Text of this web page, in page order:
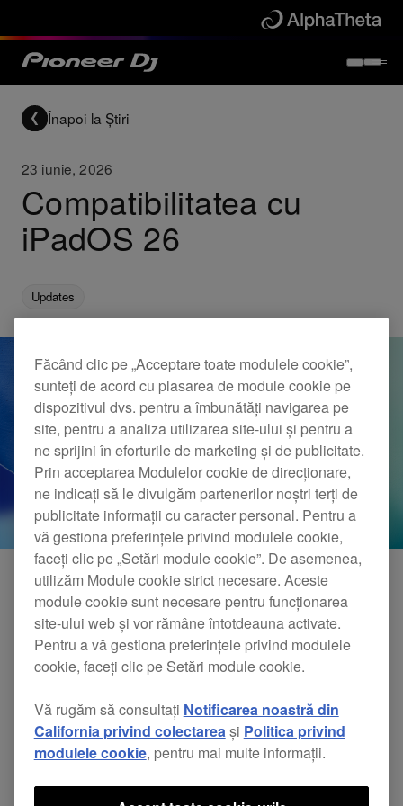
Înapoi la Știri
23 iunie, 2026
Compatibilitatea cu
iPadOS 26
Updates
Am terminat de cercetat compatibilitatea
aplicațiilor noastre mobile cu iOS 26.
*Vizitați site-ul web Apple, pentru mai multe informații despreiPadOS 26
*Vă rugăm să utilizați cele mai recente versiuni de firmware și software.
APLICAȚIE MOBILĂ STARE
Făcând clic pe „Acceptare toate modulele cookie”,
sunteți de acord cu plasarea de module cookie pe
dispozitivul dvs. pentru a îmbunătăți navigarea pe
site, pentru a analiza utilizarea site-ului și pentru a
ne sprijini în eforturile de marketing și de publicitate.
Prin acceptarea Modulelor cookie de direcționare,
ne indicați să le divulgăm partenerilor noștri terți de
publicitate informații cu caracter personal. Pentru a
vă gestiona preferințele privind modulele cookie,
faceți clic pe „Setări module cookie”. De asemenea,
utilizăm Module cookie strict necesare. Aceste
module cookie sunt necesare pentru funcționarea
site-ului web și vor rămâne întotdeauna activate.
Pentru a vă gestiona preferințele privind modulele
cookie, faceți clic pe Setări module cookie.
Vă rugăm să consultați Notificarea noastră din
California privind colectareași Politica privind
modulele cookie, pentru mai multe informații.